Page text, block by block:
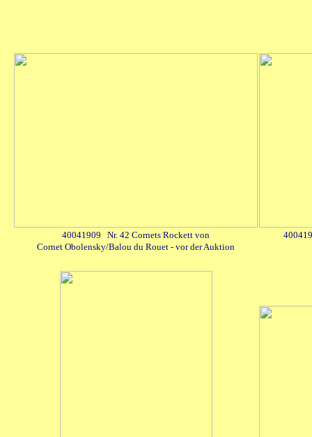
40041909 Nr. 42 Cornets Rockett von
Cornet Obolensky/Balou du Rouet - vor der Auktion